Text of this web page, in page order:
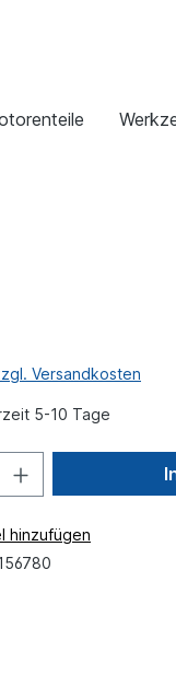
Versandkosten
5-10 Tage
hinzufügen